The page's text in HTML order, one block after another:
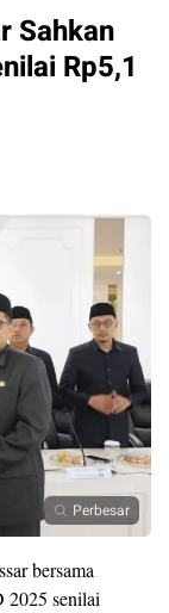
Sahkan
Rp5,1
Perbesar
bersama
2025 senilai